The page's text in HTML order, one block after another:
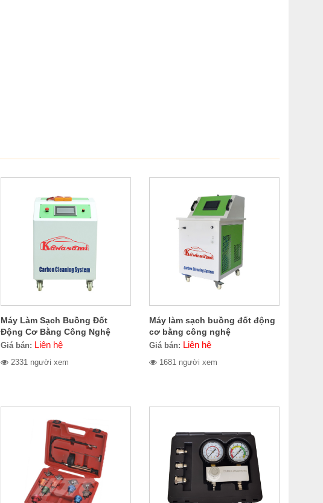
Máy Làm Sạch Buồng Đốt
Động Cơ Bằng Công Nghệ
Oxyhydrogen Kawasami
Giá bán: Liên hệ
2331 người xem
Máy làm sạch buồng đốt động
cơ bằng công nghệ
Oxyhydrogen Kcs1500
Giá bán: Liên hệ
1681 người xem